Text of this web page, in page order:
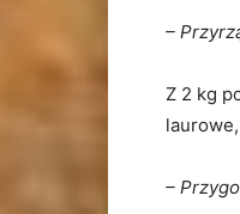
–
Z 2 kg
–